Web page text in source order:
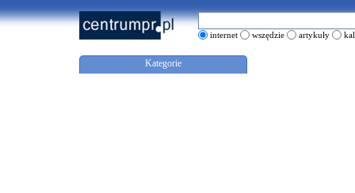
internet wszędzie artykuły
Kategorie